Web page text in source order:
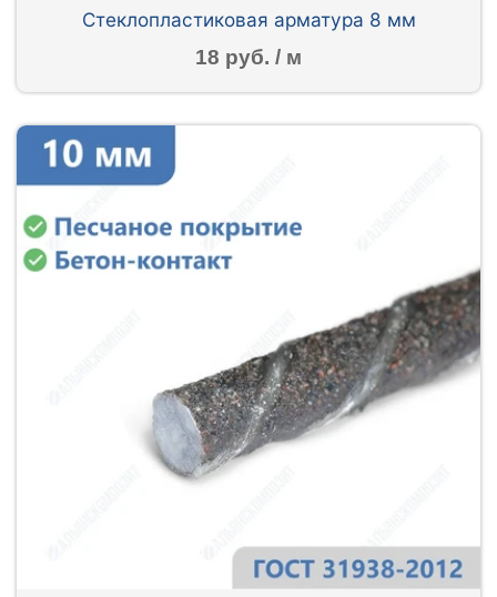
Стеклопластиковая арматура 8 мм
18 руб. / м